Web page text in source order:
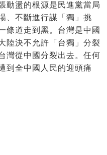
動盪的根源是民進黨當局
、不斷進行謀「獨」挑
條道走到黑。台灣是中國
陸決不允許「台獨」分裂
灣從中國分裂出去。任何
到全中國人民的迎頭痛